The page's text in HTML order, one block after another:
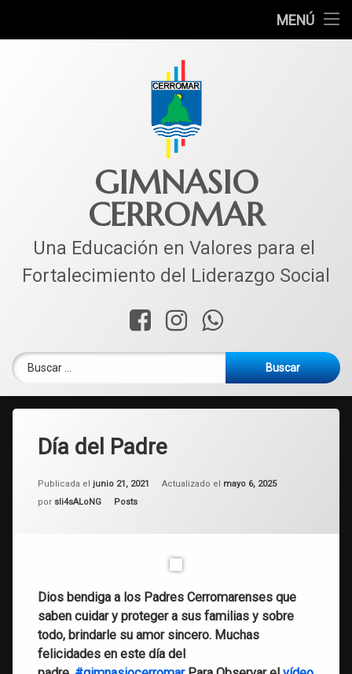
MENÚ
CONTACTO
GIMNASIO
CERROMAR
Una Educación en Valores para el
Fortalecimiento del Liderazgo Social
Facebook
InstagramWhatsApp
Día del Padre
Publicada el junio 21, 2021 Actualizado el mayo 6, 2025
por sli4sALoNG Categorías:
Posts
Dios bendiga a los Padres Cerromarenses que
saben cuidar y proteger a sus familias y sobre
todo, brindarle su amor sincero. Muchas
felicidades en este día del